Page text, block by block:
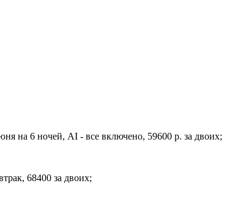
на 6 ночей, AI - все включено, 59600 р. за двоих;
68400 за двоих;